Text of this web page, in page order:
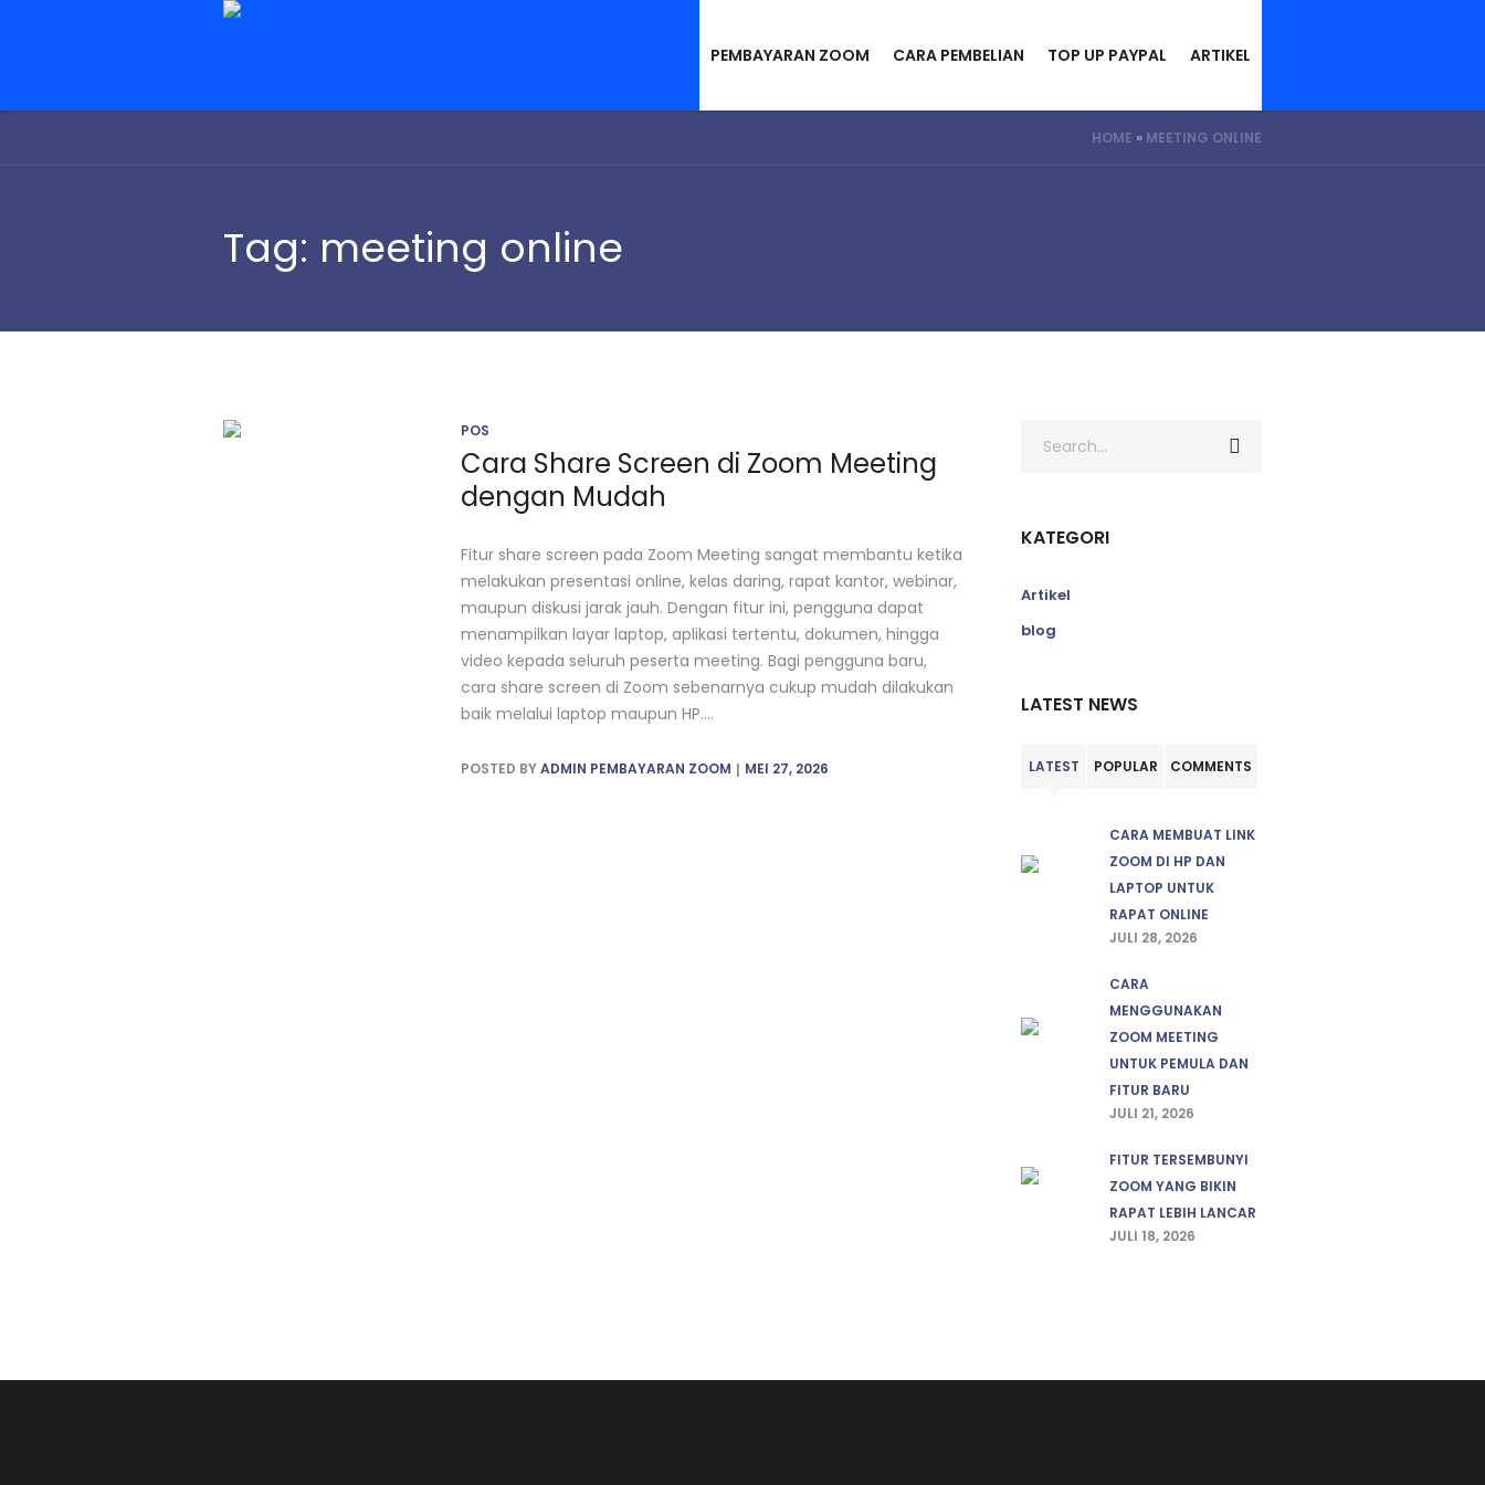
PEMBAYARAN ZOOM CARA PEMBELIAN TOP UP PAYPAL ARTIKEL
HOME » MEETING ONLINE
Tag: meeting online
POS
Cara Share Screen di Zoom Meeting
dengan Mudah
Fitur share screen pada Zoom Meeting sangat membantu ketika
melakukan presentasi online, kelas daring, rapat kantor, webinar,
maupun diskusi jarak jauh. Dengan fitur ini, pengguna dapat
menampilkan layar laptop, aplikasi tertentu, dokumen, hingga
video kepada seluruh peserta meeting. Bagi pengguna baru,
cara share screen di Zoom sebenarnya cukup mudah dilakukan
baik melalui laptop maupun HP....
POSTED BYADMIN PEMBAYARAN ZOOM MEI 27, 2026
KATEGORI
Artikel
blog
LATEST NEWS
LATEST POPULAR COMMENTS
CARA MEMBUAT LINK
ZOOM DI HP DAN
LAPTOP UNTUK
RAPAT ONLINE
JULI 28, 2026
CARA
MENGGUNAKAN
ZOOM MEETING
UNTUK PEMULA DAN
FITUR BARU
JULI 21, 2026
FITUR TERSEMBUNYI
ZOOM YANG BIKIN
RAPAT LEBIH LANCAR
JULI 18, 2026